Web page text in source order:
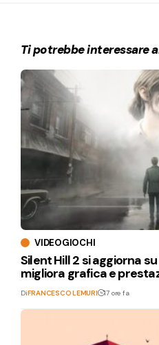
Ti potrebbe interessare
VIDEOGIOCHI
Silent Hill 2 si aggiorna
migliora grafica e
DiFRANCESCO LEMURI 17 ore fa